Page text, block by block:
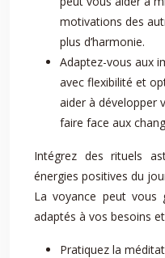
motivations des
plus d’harmonie.
Adaptez-vous aux
avec flexibilité et
aider à développer
faire face aux
Intégrez des rituels
énergies positives du
La voyance peut vous
adaptés à vos besoins
Pratiquez la